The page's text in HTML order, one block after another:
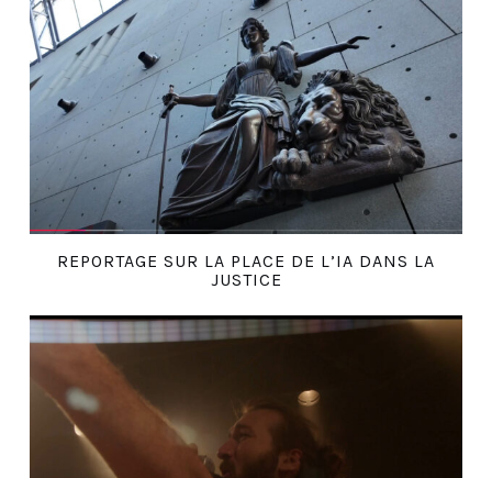
REPORTAGE SUR LA PLACE DE L’IA DANS LA
JUSTICE